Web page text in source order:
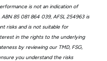
is not an indication of
85 081 864 039, AFSL 254963 is
risks and is not suitable for
in the rights to the underlying
by reviewing our TMD, FSG,
you understand the risks